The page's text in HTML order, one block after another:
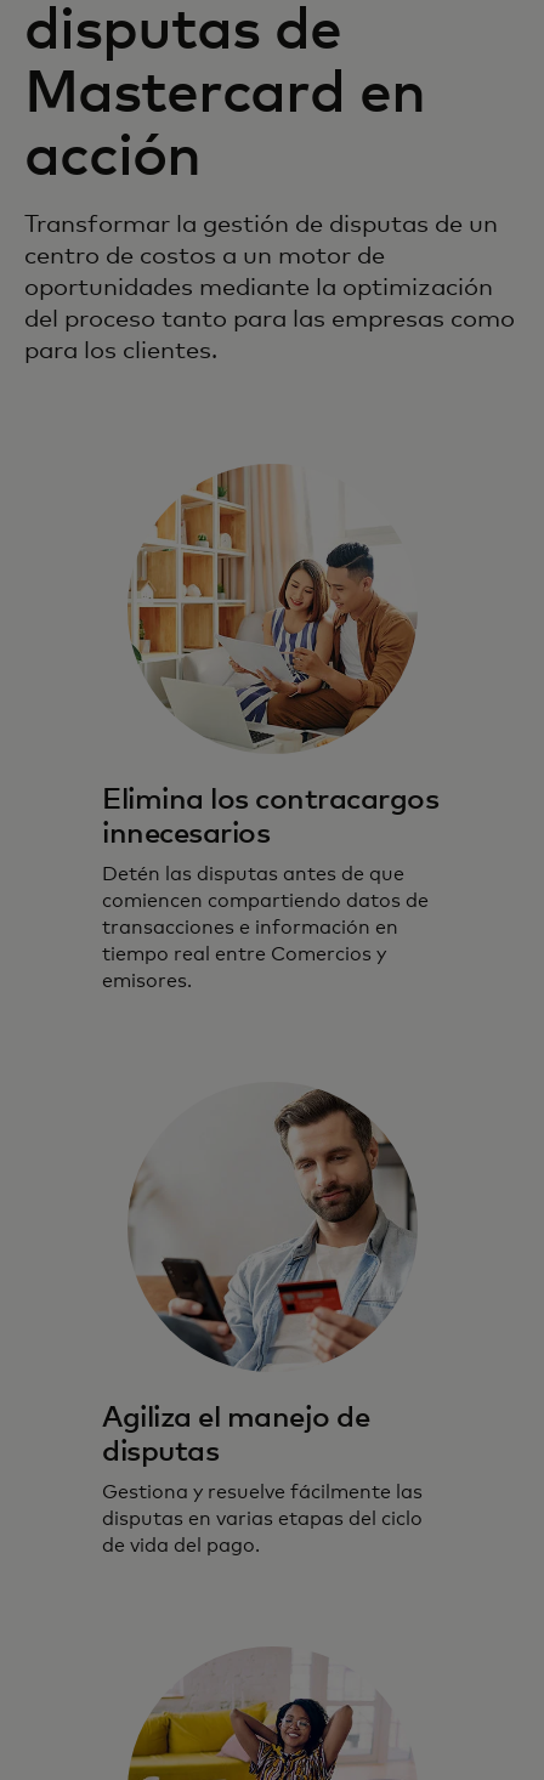
disputas de
Mastercard en
acción
Transformar la gestión de disputas de un
centro de costos a un motor de
oportunidades mediante la optimización
del proceso tanto para las empresas como
para los clientes.
Elimina los contracargos
innecesarios
Detén las disputas antes de que
comiencen compartiendo datos de
transacciones e información en
tiempo real entre Comercios y
emisores.
Agiliza el manejo de
disputas
Gestiona y resuelve fácilmente las
disputas en varias etapas del ciclo
de vida del pago.